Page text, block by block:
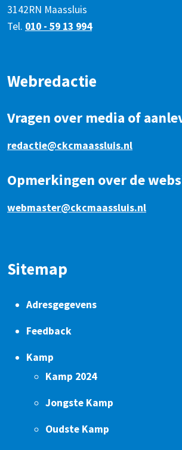
3142RN Maassluis
Tel. 010 - 59 13 994
Webredactie
Vragen over media of
redactie@ckcmaassluis.nl
Opmerkingen over de
webmaster@ckcmaassluis.nl
Sitemap
Adresgegevens
Feedback
Kamp
Kamp 2024
Jongste Kamp
Oudste Kamp